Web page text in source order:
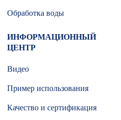
Обработка воды
ИНФОРМАЦИОННЫЙ
ЦЕНТР
Видео
Пример использования
Качество и сертификация